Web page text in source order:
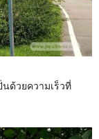
นด้วยความเร็วที่